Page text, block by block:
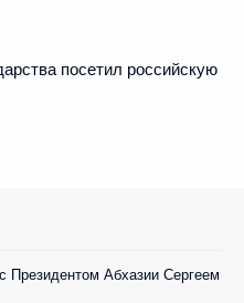
посетил российскую
Президентом Абхазии Сергеем